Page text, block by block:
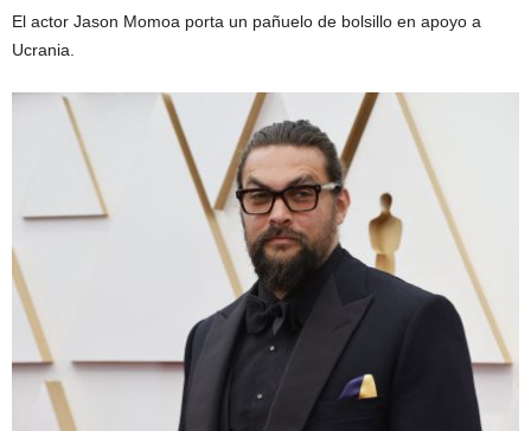
El actor Jason Momoa porta un pañuelo de bolsillo en apoyo a
Ucrania.